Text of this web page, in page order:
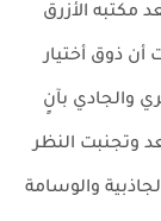
مكتبه الأزرق
أن ذوق أختيار
والجادي بآنٍ
وتجنبت النظر
والوسامة